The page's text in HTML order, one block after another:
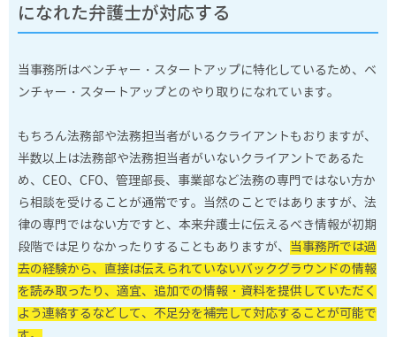
になれた弁護士が対応する
当事務所はベンチャー・スタートアップに特化しているため、ベ
ンチャー・スタートアップとのやり取りになれています。
もちろん法務部や法務担当者がいるクライアントもおりますが、
半数以上は法務部や法務担当者がいないクライアントであるた
め、CEO、CFO、管理部長、事業部など法務の専門ではない方か
ら相談を受けることが通常です。当然のことではありますが、法
律の専門ではない方ですと、本来弁護士に伝えるべき情報が初期
段階では足りなかったりすることもありますが、 当事務所では過
去の経験から、直接は伝えられていないバックグラウンドの情報
を読み取ったり、適宜、追加での情報・資料を提供していただく
よう連絡するなどして、不足分を補完して対応することが可能で